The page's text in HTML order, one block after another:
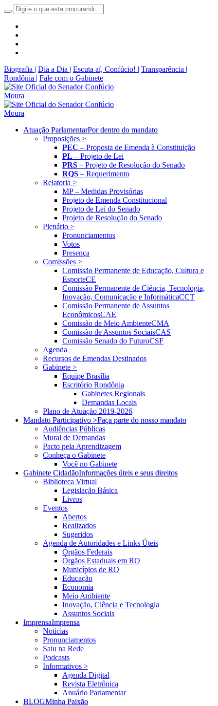
Biografia | Dia a Dia | Escuta aí, Confúcio! | Transparência |
Rondônia | Fale com o Gabinete
Atuação ParlamentarPor dentro do mandato
Proposições >
PEC – Proposta de Emenda à Constituição
PL – Projeto de Lei
PRS – Projeto de Resolução do Senado
RQS – Requerimento
Relatoria >
MP – Medidas Provisórias
Projeto de Emenda Constitucional
Projeto de Lei do Senado
Projeto de Resolução do Senado
Plenário >
Pronunciamentos
Votos
Presença
Comissões >
Comissão Permanente de Educação, Cultura e
EsporteCE
Comissão Permanente de Ciência, Tecnologia,
Inovação, Comunicação e InformáticaCCT
Comissão Permanente de Assuntos
EconômicosCAE
Comissão de Meio AmbienteCMA
Comissão de Assuntos SociaisCAS
Comissão Senado do FuturoCSF
Agenda
Recursos de Emendas Destinados
Gabinete >
Equipe Brasília
Escritório Rondônia
Gabinetes Regionais
Demandas Locais
Plano de Atuação 2019-2026
Mandato Participativo >Faça parte do nosso mandato
Audiências Públicas
Mural de Demandas
Pacto pela Aprendizagem
Conheça o Gabinete
Você no Gabinete
Gabinete CidadãoInformações úteis e seus direitos
Biblioteca Virtual
Legislação Básica
Livros
Eventos
Abertos
Realizados
Sugeridos
Agenda de Autoridades e Links Úteis
Órgãos Federais
Órgãos Estaduais em RO
Municípios de RO
Educação
Economia
Meio Ambiente
Inovação, Ciência e Tecnologia
Assuntos Sociais
ImprensaImprensa
Notícias
Pronunciamentos
Saiu na Rede
Podcasts
Informativos >
Agenda Digital
Revista Eletrônica
Anuário Parlamentar
BLOGMinha Paixão